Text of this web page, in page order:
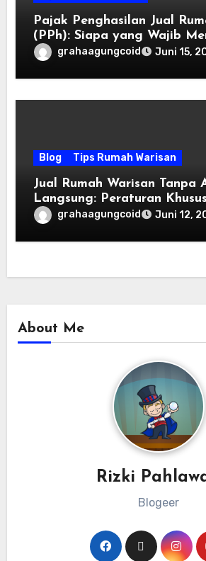
Pajak Penghasilan Jual
(PPh): Siapa yang Wajib
grahaagungcoid Juni 15,
Blog Tips Rumah Warisan
Jual Rumah Warisan Tanpa
Langsung: Peraturan
grahaagungcoid Juni 12,
About Me
Rizki
Blogeer